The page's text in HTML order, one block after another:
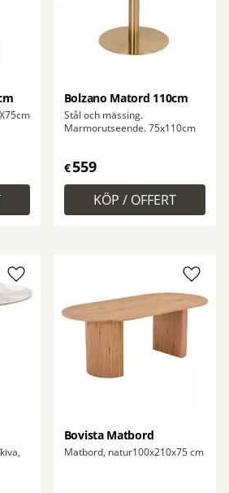
Bolzano Matord 110cm
Stål och mässing.
Marmorutseende. 75x110cm
€559
Lägg till i favoriter
Bovista Matbord
Matbord, natur100x210x75 cm
Lägg